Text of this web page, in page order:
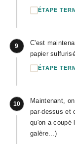
ÉTAPE
9
C'est
papier
ÉTAPE
10
Maintenant,
par-dessus et
qu'on a coupé
galère...)